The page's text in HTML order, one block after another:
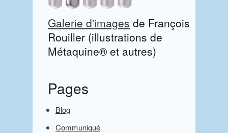
d
e
b
Galerie d'images de François
Rouiller (illustrations de
Métaquine® et autres)
Pages
Blog
Communiqué